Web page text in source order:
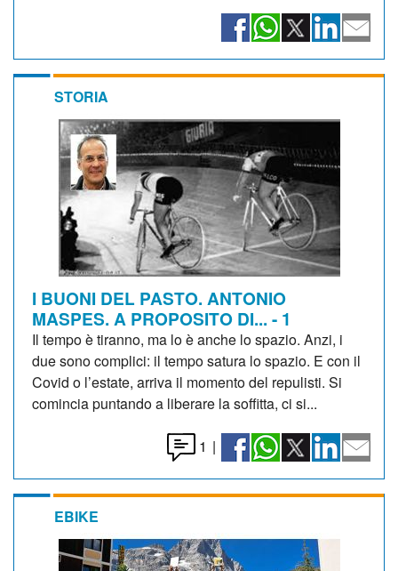
STORIA
I BUONI DEL PASTO. ANTONIO
MASPES. A PROPOSITO DI... - 1
Il tempo è tiranno, ma lo è anche lo spazio. Anzi, i
due sono complici: il tempo satura lo spazio. E con il
Covid o l’estate, arriva il momento del repulisti. Si
comincia puntando a liberare la soffitta, ci si...
1 |
EBIKE